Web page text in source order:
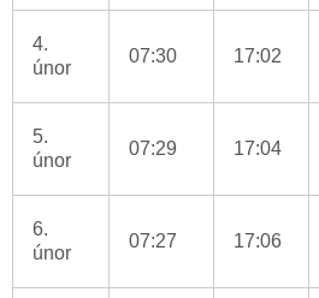
4.
únor
07:30 17:02
5.
únor
07:29 17:04
6.
únor
07:27 17:06